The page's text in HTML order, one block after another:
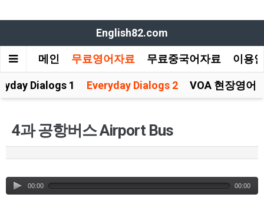
English82.com
메인 무료영어자료 무료중국어자료 이용
Dialogs 1 Everyday Dialogs 2 VOA 현장영어
4과 공항버스 Airport Bus
00:00 00:00